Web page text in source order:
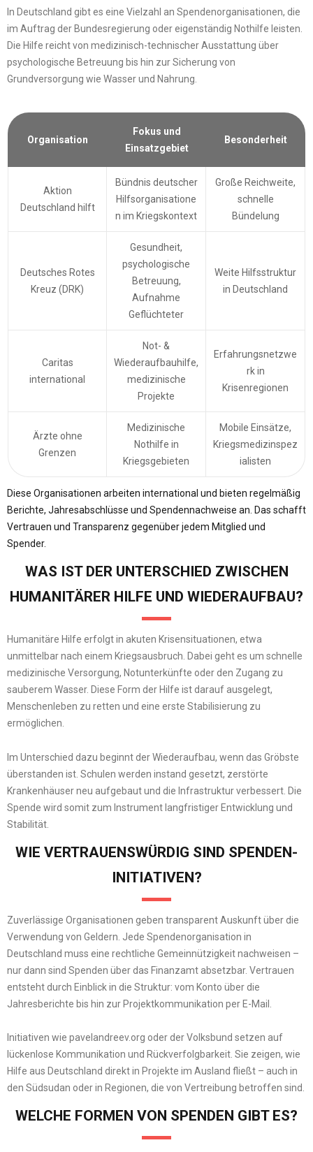
In Deutschland gibt es eine Vielzahl an Spendenorganisationen, die
im Auftrag der Bundesregierung oder eigenständig Nothilfe leisten.
Die Hilfe reicht von medizinisch-technischer Ausstattung über
psychologische Betreuung bis hin zur Sicherung von
Grundversorgung wie Wasser und Nahrung.
Organisation
Fokus und
Einsatzgebiet
Besonderheit
Aktion
Deutschland hilft
Bündnis deutscher
Hilfsorganisatione
n im Kriegs­kontext
Große Reichweite,
schnelle
Bündelung
Deutsches Rotes
Kreuz (DRK)
Gesundheit,
psychologische
Betreuung,
Aufnahme
Geflüchteter
Weite Hilfsstruktur
in Deutschland
Caritas
international
Not- &
Wiederaufbauhilfe,
medizinische
Projekte
Erfahrungsnetzwe
rk in
Krisenregionen
Ärzte ohne
Grenzen
Medizinische
Nothilfe in
Kriegsgebieten
Mobile Einsätze,
Kriegsmedizinspez
ialisten
Diese Organisationen arbeiten international und bieten regelmäßig
Berichte, Jahresabschlüsse und Spendennachweise an. Das schafft
Vertrauen und Transparenz gegenüber jedem Mitglied und
Spender.
WAS IST DER UNTERSCHIED ZWISCHEN
HUMANITÄRER HILFE UND WIEDERAUFBAU?
Humanitäre Hilfe erfolgt in akuten Krisensituationen, etwa
unmittelbar nach einem Kriegsausbruch. Dabei geht es um schnelle
medizinische Versorgung, Notunterkünfte oder den Zugang zu
sauberem Wasser. Diese Form der Hilfe ist darauf ausgelegt,
Menschenleben zu retten und eine erste Stabilisierung zu
ermöglichen.
Im Unterschied dazu beginnt der Wiederaufbau, wenn das Gröbste
überstanden ist. Schulen werden instand gesetzt, zerstörte
Krankenhäuser neu aufgebaut und die Infrastruktur verbessert. Die
Spende wird somit zum Instrument langfristiger Entwicklung und
Stabilität.
WIE VERTRAUENSWÜRDIG SIND SPENDEN-
INITIATIVEN?
Zuverlässige Organisationen geben transparent Auskunft über die
Verwendung von Geldern. Jede Spendenorganisation in
Deutschland muss eine rechtliche Gemeinnützigkeit nachweisen –
nur dann sind Spenden über das Finanzamt absetzbar. Vertrauen
entsteht durch Einblick in die Struktur: vom Konto über die
Jahresberichte bis hin zur Projektkommunikation per E-Mail.
Initiativen wie pavelandreev.org oder der Volksbund setzen auf
lückenlose Kommunikation und Rückverfolgbarkeit. Sie zeigen, wie
Hilfe aus Deutschland direkt in Projekte im Ausland fließt – auch in
den Südsudan oder in Regionen, die von Vertreibung betroffen sind.
WELCHE FORMEN VON SPENDEN GIBT ES?